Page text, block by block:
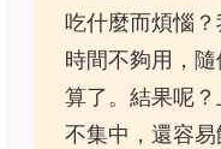
吃什麼而煩惱
時間不夠用，
算了。結果呢
不集中，還容